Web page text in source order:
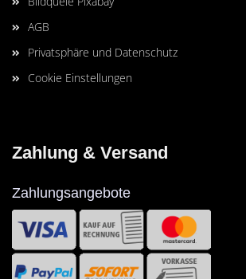
AGB
Privatsphäre und Datenschutz
Cookie Einstellungen
Zahlung & Versand
Zahlungsangebote